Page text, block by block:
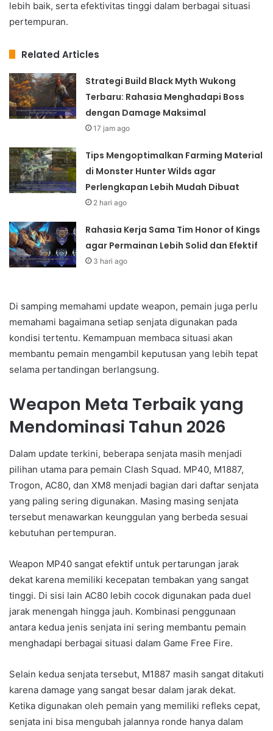
lebih baik, serta efektivitas tinggi dalam berbagai situasi
pertempuran.
Related Articles
Strategi Build Black Myth Wukong
Terbaru: Rahasia Menghadapi Boss
dengan Damage Maksimal
17 jam ago
Tips Mengoptimalkan Farming Material
di Monster Hunter Wilds agar
Perlengkapan Lebih Mudah Dibuat
2 hari ago
Rahasia Kerja Sama Tim Honor of Kings
agar Permainan Lebih Solid dan Efektif
3 hari ago
Di samping memahami update weapon, pemain juga perlu
memahami bagaimana setiap senjata digunakan pada
kondisi tertentu. Kemampuan membaca situasi akan
membantu pemain mengambil keputusan yang lebih tepat
selama pertandingan berlangsung.
Weapon Meta Terbaik yang
Mendominasi Tahun 2026
Dalam update terkini, beberapa senjata masih menjadi
pilihan utama para pemain Clash Squad. MP40, M1887,
Trogon, AC80, dan XM8 menjadi bagian dari daftar senjata
yang paling sering digunakan. Masing masing senjata
tersebut menawarkan keunggulan yang berbeda sesuai
kebutuhan pertempuran.
Weapon MP40 sangat efektif untuk pertarungan jarak
dekat karena memiliki kecepatan tembakan yang sangat
tinggi. Di sisi lain AC80 lebih cocok digunakan pada duel
jarak menengah hingga jauh. Kombinasi penggunaan
antara kedua jenis senjata ini sering membantu pemain
menghadapi berbagai situasi dalam Game Free Fire.
Selain kedua senjata tersebut, M1887 masih sangat ditakuti
karena damage yang sangat besar dalam jarak dekat.
Ketika digunakan oleh pemain yang memiliki refleks cepat,
senjata ini bisa mengubah jalannya ronde hanya dalam